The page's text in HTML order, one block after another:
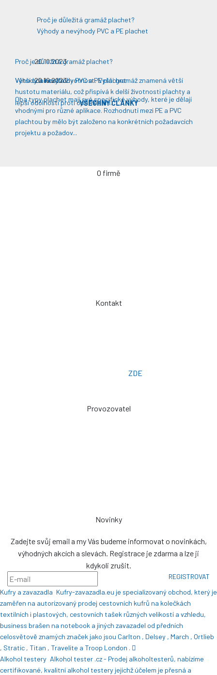
Proč je důležitá gramáž plachet?
Výhody a nevýhody PVC a PE plachet
Proč je důležitá gramáž plachet?
Větší odolnost a životnost: Vyšší gramáž znamená větší
hustotu materiálu, což přispívá k delší životnosti plachty a
lepší odolnosti proti opotřebení​​.
20.10.2023
Výhody a nevýhody PVC a PE plachet
Oba typy plachet mají své specifické výhody, které je dělají
vhodnými pro různé aplikace. Rozhodnutí mezi PE a PVC
plachtou by mělo být založeno na konkrétních požadavcích
projektu a požadov...
20.10.2023
VŠECHNY ČLÁNKY
O firmě
Kontakt
ZDE
Provozovatel
Novinky
Zadejte svůj email a my Vás budeme informovat o novinkách,
výhodných akcích a slevách. Registrace je zdarma a lze ji
kdykoli zrušit.
REGISTROVAT
Kufry a zavazadla Kufry-zavazadla.eu je specializovaný obchod, který je
zaměřen na autorizovaný prodej cestovních kufrů na kolečkách
textilních i plastových, cestovních tašek různých velikostí a vzhledu,
business brašen na notebook a jiných zavazadel od předních
celosvětově znamých značek jako jsou Carlton , Delsey , March , Ortlieb
, Stratic , Titan , Travelite a Troop London .
Alkohol testery Alkohol tester .cz - Prodej alkoholtesterů, nabízíme
certifikované, kvalitní alkohol testery jejichž účelem je přesná a